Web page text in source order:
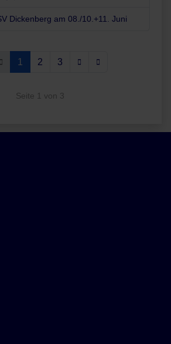
Dickenberg am 08./10.+11. Juni
1 2 3
Seite 1 von 3